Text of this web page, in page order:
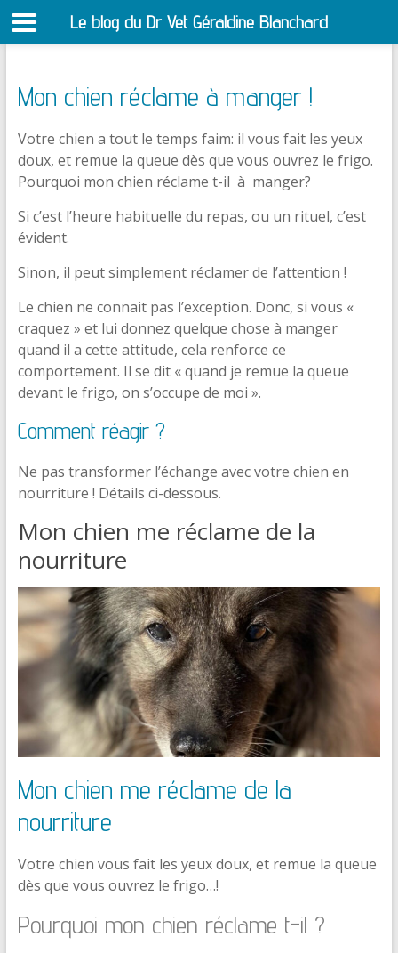
Mon chien réclame à manger !
Votre chien a tout le temps faim: il vous fait les yeux
doux, et remue la queue dès que vous ouvrez le frigo.
Pourquoi mon chien réclame t-il à manger?
Si c’est l’heure habituelle du repas, ou un rituel, c’est
évident.
Sinon, il peut simplement réclamer de l’attention !
Le chien ne connait pas l’exception. Donc, si vous «
craquez » et lui donnez quelque chose à manger
quand il a cette attitude, cela renforce ce
comportement. Il se dit « quand je remue la queue
devant le frigo, on s’occupe de moi ».
Comment réagir ?
Ne pas transformer l’échange avec votre chien en
nourriture ! Détails ci-dessous.
Mon chien me réclame de la
nourriture
Mon chien me réclame de la
nourriture
Votre chien vous fait les yeux doux, et remue la queue
dès que vous ouvrez le frigo…!
Pourquoi mon chien réclame t-il ?
Le blog du Dr Vet Géraldine Blanchard